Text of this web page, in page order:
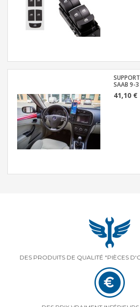
SAAB 9-
41,10 €
DES PRODUITS DE QUALITÉ "PIÈCES